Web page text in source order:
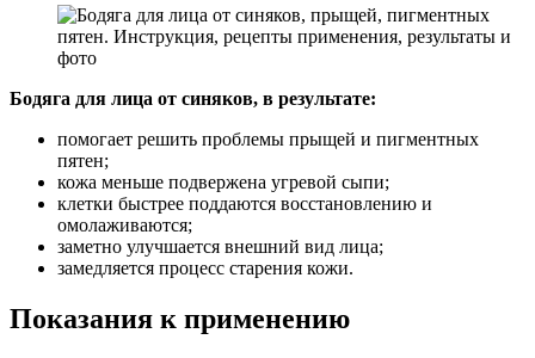
Бодяга для лица от синяков, в результате:
помогает решить проблемы прыщей и пигментных
пятен;
кожа меньше подвержена угревой сыпи;
клетки быстрее поддаются восстановлению и
омолаживаются;
заметно улучшается внешний вид лица;
замедляется процесс старения кожи.
Показания к применению